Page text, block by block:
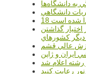
دانشگاهي
شده است
گذاشتن
ديگر کشورهاي
عالي قشم
ايران و ژاپن
اعلام شد
رعایت کنید